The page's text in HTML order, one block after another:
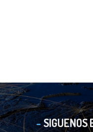
SIGUENOS